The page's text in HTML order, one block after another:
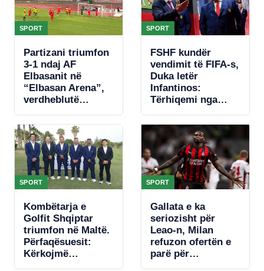
SPORT
Partizani triumfon
3-1 ndaj AF
Elbasanit në
“Elbasan Arena”,
verdheblutë
paguajnë gabimet
në mbrojtje
SPORT
FSHF kundër
vendimit të FIFA-s,
Duka letër
Infantinos:
Tërhiqemi nga
SPORT
Kombëtarja e
Golfit Shqiptar
triumfon në Maltë.
Përfaqësuesit:
Kërkojmë
SPORT
Gallata e ka
seriozisht për
Leao-n, Milan
refuzon ofertën e
parë për